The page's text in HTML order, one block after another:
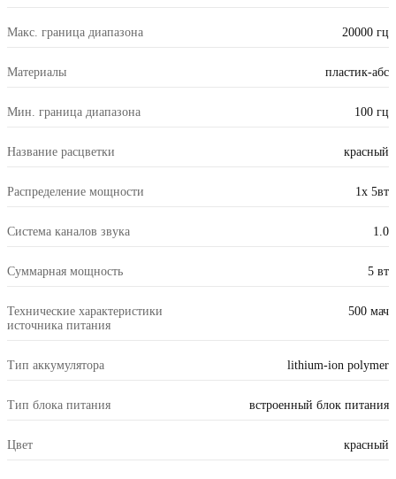
Макс. граница диапазона 20000 гц
Материалы пластик-абс
Мин. граница диапазона 100 гц
Название расцветки красный
Распределение мощности 1x 5вт
Система каналов звука 1.0
Суммарная мощность 5 вт
Технические характеристики
источника питания
500 мач
Тип аккумулятора lithium-ion polymer
Тип блока питания встроенный блок питания
Цвет красный